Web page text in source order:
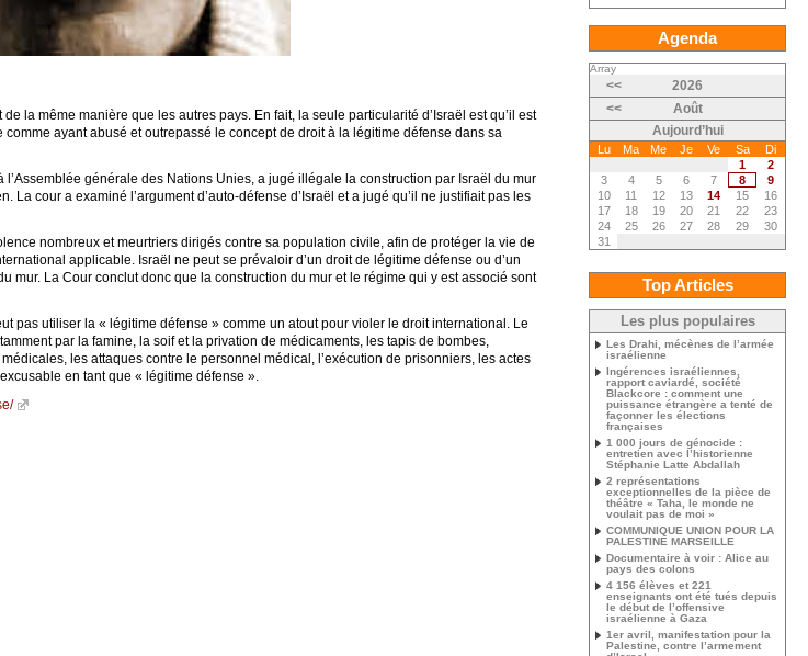
la même manière que les autres pays. En fait, la seule particularité d’Israël est qu’il est
ayant abusé et outrepassé le concept de droit à la légitime défense dans sa
générale des Nations Unies, a jugé illégale la construction par Israël du mur
cour a examiné l’argument d’auto-défense d’Israël et a jugé qu’il ne justifiait pas les
nombreux et meurtriers dirigés contre sa population civile, afin de protéger la vie de
applicable. Israël ne peut se prévaloir d’un droit de légitime défense ou d’un
mur. La Cour conclut donc que la construction du mur et le régime qui y est associé sont
pas utiliser la « légitime défense » comme un atout pour violer le droit international. Le
par la famine, la soif et la privation de médicaments, les tapis de bombes,
les attaques contre le personnel médical, l’exécution de prisonniers, les actes
en tant que « légitime défense ».
Agenda
Array
<<
2026
<<
Août
Aujourd’hui
Lu Ma Me Je Ve Sa
Di
1
2
3
4 5 6 7 8
9
10
11 12 13 14 15
16
17
18 19 20 21 22
23
24
25 26 27 28 29
30
31
Top Articles
Les plus populaires
Les Drahi, mécènes de l’armée
israélienne
Ingérences israéliennes,
rapport caviardé, société
Blackcore : comment une
puissance étrangère a tenté de
façonner les élections
françaises
1 000 jours de génocide :
entretien avec l’historienne
Stéphanie Latte Abdallah
2 représentations
exceptionnelles de la pièce de
théâtre « Taha, le monde ne
voulait pas de moi »
COMMUNIQUE UNION POUR LA
PALESTINE MARSEILLE
Documentaire à voir : Alice au
pays des colons
4 156 élèves et 221
enseignants ont été tués depuis
le début de l’offensive
israélienne à Gaza
1er avril, manifestation pour la
Palestine, contre l’armement